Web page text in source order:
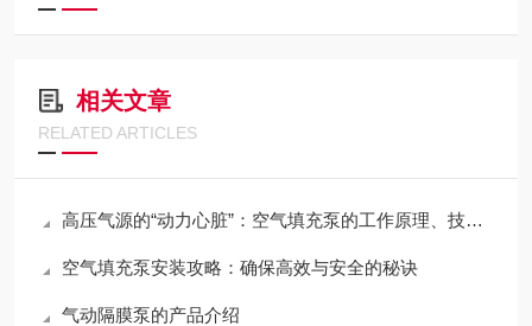
相关文章
RELATED ARTICLES
高压气源的“动力心脏”：空气填充泵的工作原理、技术分类与全域应用
空气填充泵安装攻略：确保高效与安全的秘诀
气动隔膜泵的产品介绍